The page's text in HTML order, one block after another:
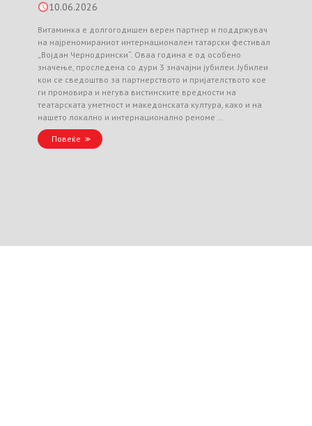
10.06.2026
Витаминка е долгогодишен верен партнер и поддржувач
на најреномираниот интернационален татарски фестивал
„Војдан Чернодрински“. Оваа година е од особено
значење, проследена со дури 3 значајни јубилеи. Јубилеи
кои се сведоштво за партнерството и пријателството кое
ги промовира и негува вистинските вредности на
театарската уметност и македонската култура, како и на
нашето локално и интернационално реноме …
Повеќе